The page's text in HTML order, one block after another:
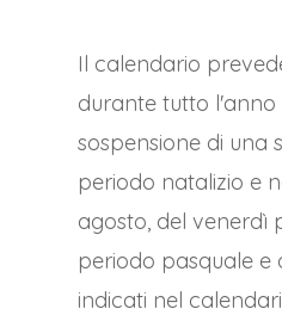
Il calendario
durante tutto l'anno
sospensione di una
periodo natalizio e
agosto, del venerdì
periodo pasquale e
indicati nel